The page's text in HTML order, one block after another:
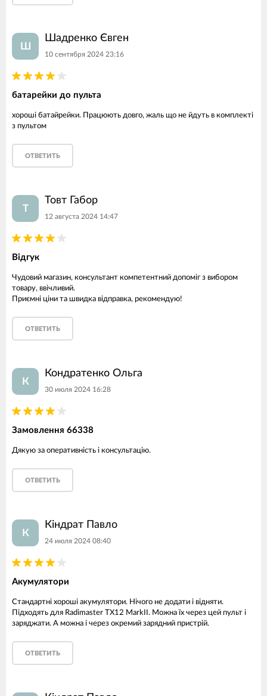
Ш
Шадренко Євген
10 сентября 2024 23:16
батарейки до пульта
хороші батайрейки. Працюють довго, жаль що не йдуть в комплекті
з пультом
ОТВЕТИТЬ
Т
Товт Габор
12 августа 2024 14:47
Відгук
Чудовий магазин, консультант компетентний допоміг з вибором
товару, ввічливий.
Приємні ціни та швидка відправка, рекомендую!
ОТВЕТИТЬ
К
Кондратенко Ольга
30 июля 2024 16:28
Замовлення 66338
Дякую за оперативність і консультацію.
ОТВЕТИТЬ
К
Кіндрат Павло
24 июля 2024 08:40
Акумулятори
Стандартні хороші акумулятори. Нічого не додати і відняти.
Підходять для Radimaster TX12 MarkII. Можна їх через цей пульт і
заряджати. А можна і через окремий зарядний пристрій.
ОТВЕТИТЬ